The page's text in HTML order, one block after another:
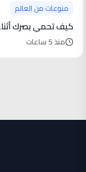
منوعات من العالم
كيف تحمي بصرك
منذ 5 ساعات